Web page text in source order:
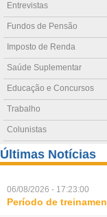
Entrevistas
Fundos de Pensão
Imposto de Renda
Saúde Suplementar
Educação e Concursos
Trabalho
Colunistas
Últimas Notícias
06/08/2026 - 17:23:00
Período de